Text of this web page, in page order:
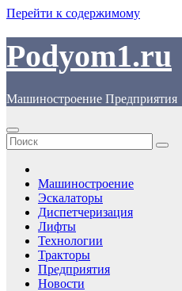
Перейти к содержимому
Podyom1.ru
Машиностроение Предприятия
Машиностроение
Эскалаторы
Диспетчеризация
Лифты
Технологии
Тракторы
Предприятия
Новости